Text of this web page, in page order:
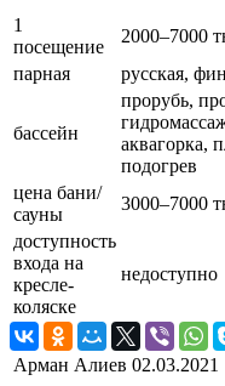
1
посещение
2000–7000
парная
русская,
бассейн
прорубь,
аквагорка,
подогрев
цена бани/
сауны
3000–7000
доступность
входа на
кресле-
коляске
недоступно
Арман Алиев 02.03.2021